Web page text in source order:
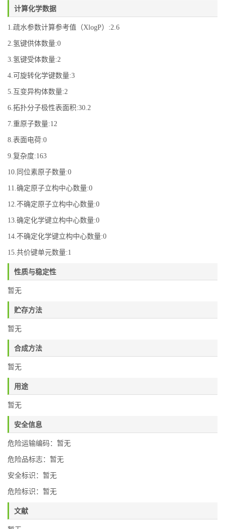
计算化学数据
1.疏水参数计算参考值（XlogP）:2.6
2.氢键供体数量:0
3.氢键受体数量:2
4.可旋转化学键数量:3
5.互变异构体数量:2
6.拓扑分子极性表面积:30.2
7.重原子数量:12
8.表面电荷:0
9.复杂度:163
10.同位素原子数量:0
11.确定原子立构中心数量:0
12.不确定原子立构中心数量:0
13.确定化学键立构中心数量:0
14.不确定化学键立构中心数量:0
15.共价键单元数量:1
性质与稳定性
暂无
贮存方法
暂无
合成方法
暂无
用途
暂无
安全信息
危险运输编码：暂无
危险品标志：暂无
安全标识：暂无
危险标识：暂无
文献